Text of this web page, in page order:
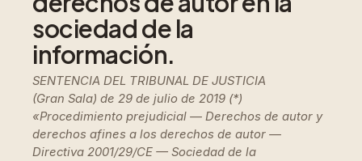
sociedad de la
información.
SENTENCIA DEL TRIBUNAL DE JUSTICIA
(Gran Sala) de 29 de julio de 2019 (*)
«Procedimiento prejudicial — Derechos de autor y
derechos afines a los derechos de autor —
Directiva 2001/29/CE — Sociedad de la